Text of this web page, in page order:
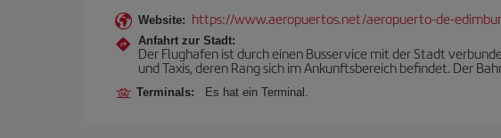
Website: https://www.aeropuertos.net/aeropuerto-de-
Anfahrt zur Stadt:
Der Flughafen ist durch einen Busservice mit der Stadt
und Taxis, deren Rang sich im Ankunftsbereich befindet. Der
Terminals: Es hat ein Terminal.